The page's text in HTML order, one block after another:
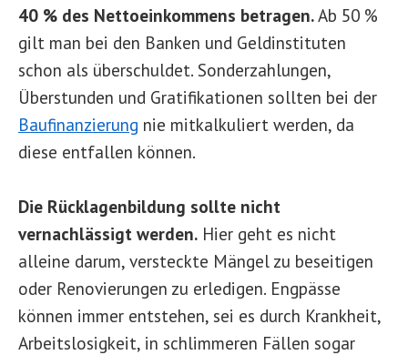
40 % des Nettoeinkommens betragen.Ab 50 %
gilt man bei den Banken und Geldinstituten
schon als überschuldet. Sonderzahlungen,
Überstunden und Gratifikationen sollten bei der
Baufinanzierung nie mitkalkuliert werden, da
diese entfallen können.
Die Rücklagenbildung sollte nicht
vernachlässigt werden. Hier geht es nicht
alleine darum, versteckte Mängel zu beseitigen
oder Renovierungen zu erledigen. Engpässe
können immer entstehen, sei es durch Krankheit,
Arbeitslosigkeit, in schlimmeren Fällen sogar